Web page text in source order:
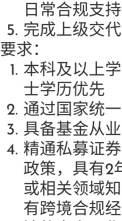
日常合规支
完成上级交
要求：
本科及以上
士学历优先
通过国家统
具备基金从
精通私募证
政策，具有2
或相关领域
有跨境合规